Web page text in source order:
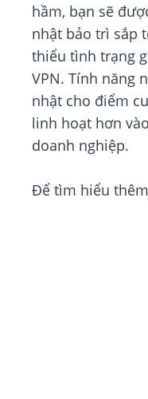
hầm, bạn sẽ
nhật bảo trì sắp
thiểu tình trạng
VPN. Tính năng
nhật cho điểm
linh hoạt hơn
doanh nghiệp.
Để tìm hiểu